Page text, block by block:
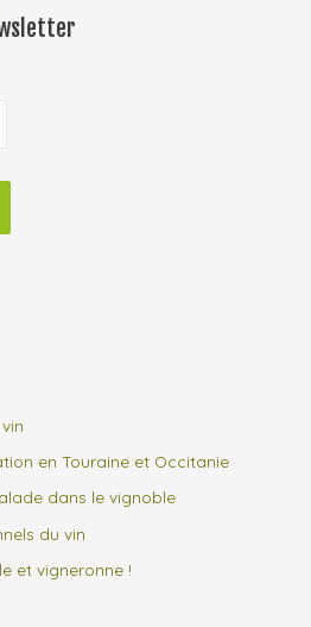
en Touraine et Occitanie
dans le vignoble
du vin
et vigneronne !